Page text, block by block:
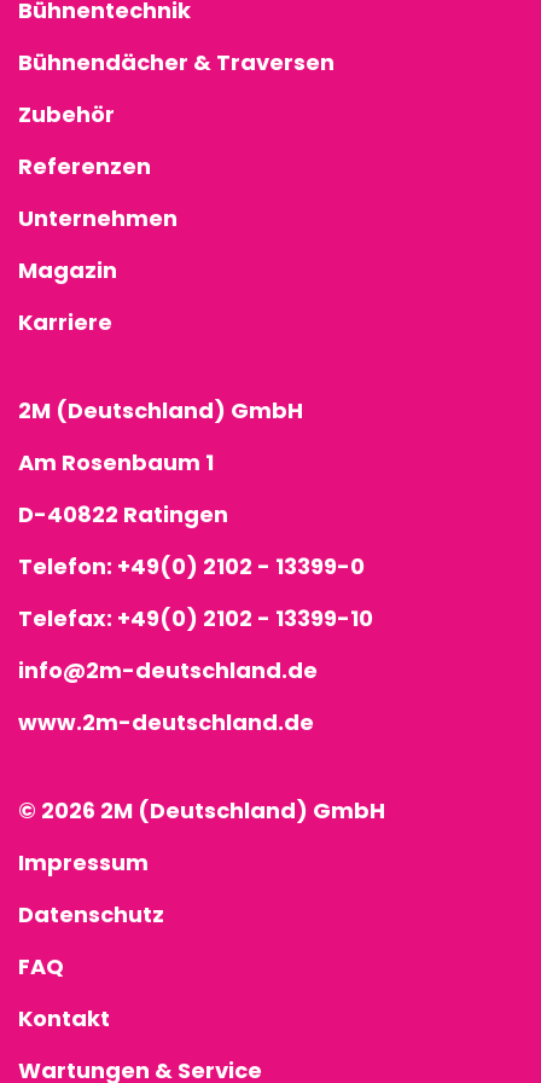
Bühnentechnik
Bühnendächer & Traversen
Zubehör
Referenzen
Unternehmen
Magazin
Karriere
2M (Deutschland) GmbH
Am Rosenbaum 1
D-40822 Ratingen
Telefon: +49(0) 2102 - 13399-0
Telefax: +49(0) 2102 - 13399-10
info@2m-deutschland.de
www.2m-deutschland.de
© 2026 2M (Deutschland) GmbH
Impressum
Datenschutz
FAQ
Kontakt
Wartungen & Service